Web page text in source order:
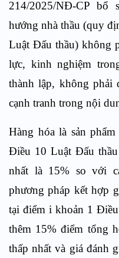
214/2025/NĐ-CP
hướng nhà thầu (quy
Luật Đấu thầu) không
lực, kinh nghiệm
thành lập, không phải
cạnh tranh trong nội
Hàng hóa là sản
Điều 10 Luật Đấu
nhất là 15% so với
phương pháp kết hợp
tại điểm i khoản 1
thêm 15% điểm tổng
thấp nhất và giá đánh